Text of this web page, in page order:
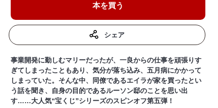
本を買う
シェア
事業開発に勤しむマリーだったが、一良からの仕事を頑張りす
ぎてしまったこともあり、気分が落ち込み、五月病にかかって
しまっていた。そんな中、同僚であるエイラが家を買ったとい
う話を聞き、自身の目的であるルーソン邸のことを思い出
す……大人気“宝くじ”シリーズのスピンオフ第五弾！